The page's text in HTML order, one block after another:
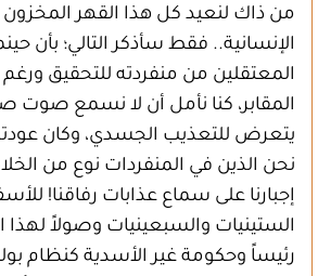
من ذاك لنعيد كل هذا القهر المخزون
الإنسانية.. فقط سأذكر التالي؛ بأن
المعتقلين من منفردته للتحقيق
المقابر، كنا نأمل أن لا نسمع صوت
يتعرض للتعذيب الجسدي، وكان عودته
نحن الذين في المنفردات نوع من
إجبارنا على سماع عذابات رفاقنا!
الستينيات والسبعينيات وصولاً لهذا
رئيساً وحكومة غير الأسدية كنظام